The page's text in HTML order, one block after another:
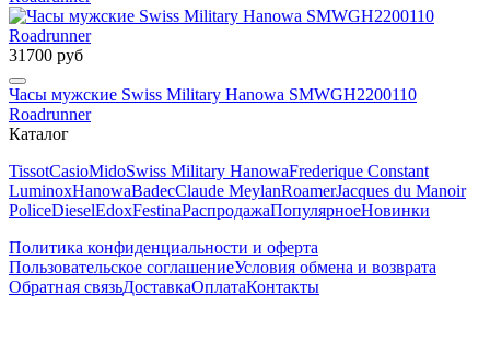
31700 руб
Часы мужские Swiss Military Hanowa SMWGH2200110
Roadrunner
Каталог
TissotCasioMidoSwiss Military HanowaFrederique Constant
LuminoxHanowaBadecClaude MeylanRoamerJacques du Manoir
PoliceDieselEdoxFestinaРаспродажаПопулярноеНовинки
Политика конфиденциальности и оферта
Пользовательское соглашениеУсловия обмена и возврата
Обратная связьДоставкаОплатаКонтакты